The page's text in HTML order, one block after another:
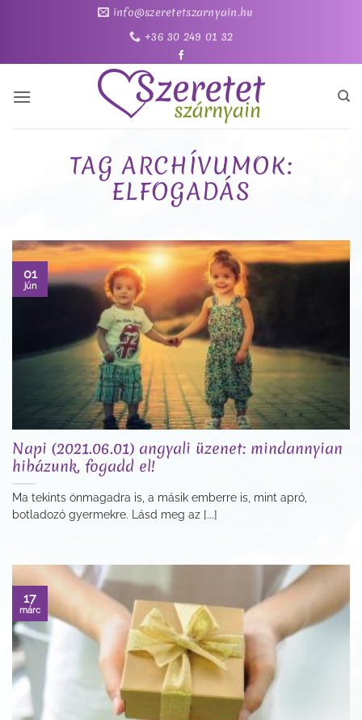
info@szeretetszarnyain.hu
+36 30 249 01 32
TAG ARCHÍVUMOK:
ELFOGADÁS
Napi (2021.06.01) angyali üzenet: mindannyian
hibázunk, fogadd el!
Ma tekints önmagadra is, a másik emberre is, mint apró,
botladozó gyermekre. Lásd meg az [...]
01
jún
17
márc